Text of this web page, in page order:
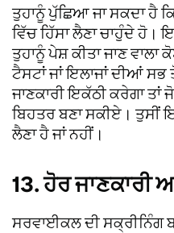
ਤੁਹਾਨੂੰ ਪੁੱਛਿਆ ਜਾ ਸਕਦਾ ਹੈ
ਵਿੱਚ ਹਿੱਸਾ ਲੈਣਾ ਚਾਹੁੰਦੇ ਹੋ।
ਤੁਹਾਨੂੰ ਪੇਸ਼ ਕੀਤਾ ਜਾਣ
ਟੈਸਟਾਂ ਜਾਂ ਇਲਾਜਾਂ ਦੀਆਂ ਸਭ
ਜਾਣਕਾਰੀ ਇਕੱਠੀ ਕਰੇਗਾ ਤਾਂ
ਬਿਹਤਰ ਬਣਾ ਸਕੀਏ। ਤੁਸੀਂ
ਲੈਣਾ ਹੈ ਜਾਂ ਨਹੀਂ।
13. ਹੋਰ ਜਾਣਕਾਰੀ
ਸਰਵਾਈਕਲ ਦੀ ਸਕ੍ਰੀਨਿੰਗ